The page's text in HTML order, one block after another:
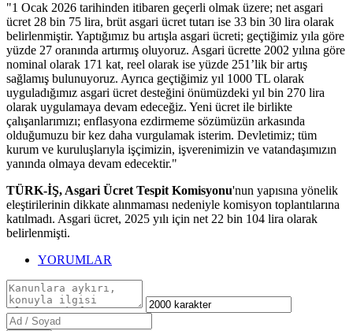
"1 Ocak 2026 tarihinden itibaren geçerli olmak üzere; net asgari
ücret 28 bin 75 lira, brüt asgari ücret tutarı ise 33 bin 30 lira olarak
belirlenmiştir. Yaptığımız bu artışla asgari ücreti; geçtiğimiz yıla göre
yüzde 27 oranında artırmış oluyoruz. Asgari ücrette 2002 yılına göre
nominal olarak 171 kat, reel olarak ise yüzde 251’lik bir artış
sağlamış bulunuyoruz. Ayrıca geçtiğimiz yıl 1000 TL olarak
uyguladığımız asgari ücret desteğini önümüzdeki yıl bin 270 lira
olarak uygulamaya devam edeceğiz. Yeni ücret ile birlikte
çalışanlarımızı; enflasyona ezdirmeme sözümüzün arkasında
olduğumuzu bir kez daha vurgulamak isterim. Devletimiz; tüm
kurum ve kuruluşlarıyla işçimizin, işverenimizin ve vatandaşımızın
yanında olmaya devam edecektir."
TÜRK-İŞ, Asgari Ücret Tespit Komisyonu'nun yapısına yönelik
eleştirilerinin dikkate alınmaması nedeniyle komisyon toplantılarına
katılmadı. Asgari ücret, 2025 yılı için net 22 bin 104 lira olarak
belirlenmişti.
YORUMLAR